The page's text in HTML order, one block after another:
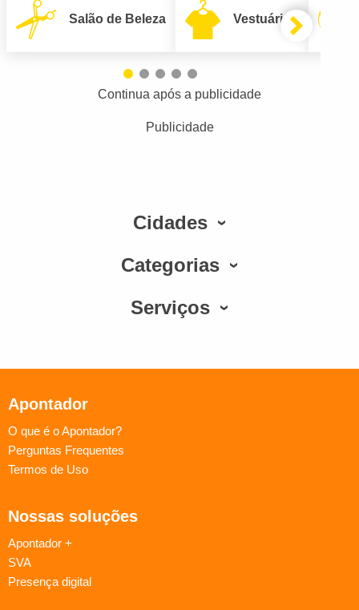
Salão de Beleza Vestuário
Continua após a publicidade
Publicidade
Cidades
Categorias
Serviços
Apontador
O que é o Apontador?
Perguntas Frequentes
Termos de Uso
Nossas soluções
Apontador +
SVA
Presença digital